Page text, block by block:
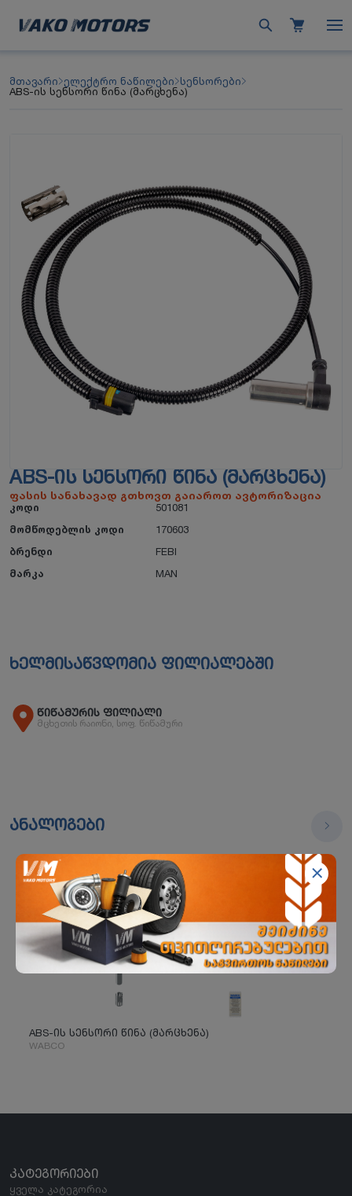
მთავარი ელექტრო ნაწილები სენსორები
ABS-ის სენსორი წინა (მარცხენა)
ABS-ᲘᲡ ᲡᲔᲜᲡᲝᲠᲘ ᲬᲘᲜᲐ (ᲛᲐᲠᲪᲮᲔᲜᲐ)
ფასის სანახავად გთხოვთ გაიაროთ ავტორიზაცია
კოდი
501081
მომწოდებლის კოდი
170603
ბრენდი
FEBI
მარკა
MAN
ხელმისაწვდომია ფილიალებში
წიწამურის ფილიალი
მცხეთის რაიონი, სოფ. წიწამური
ანალოგები
ABS-ის სენსორი წინა (მარცხენა)
WABCO
ᲙᲐᲢᲔᲒᲝᲠᲘᲔᲑᲘ
ყველა კატეგორია